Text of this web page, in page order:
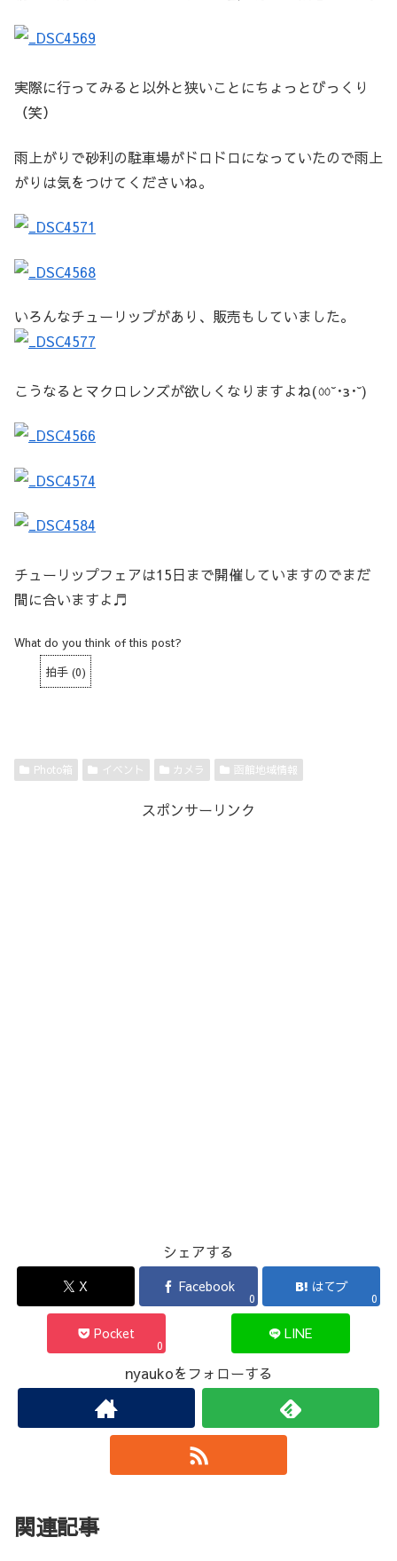
実際に行ってみると以外と狭いことにちょっとびっくり
（笑）
雨上がりで砂利の駐車場がドロドロになっていたので雨上
がりは気をつけてくださいね。
いろんなチューリップがあり、販売もしていました。
こうなるとマクロレンズが欲しくなりますよね(ㆀ˘･з･˘)
チューリップフェアは15日まで開催していますのでまだ
間に合いますよ♬
What do you think of this post?
拍手 (0)
Photo箱 イベント カメラ 函館地域情報
スポンサーリンク
シェアする
X Facebook
0
はてブ
0
Pocket
0
LINE
nyaukoをフォローする
関連記事